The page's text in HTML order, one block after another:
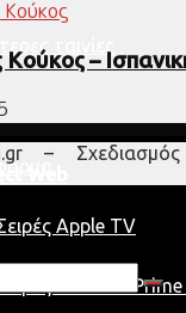
ταινίες
Apple TV
Σειρές Amazon
–
– Σχεδιασμός